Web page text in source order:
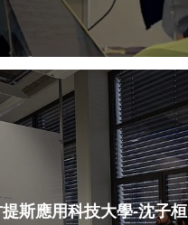
斯應用科技大學-沈子桓